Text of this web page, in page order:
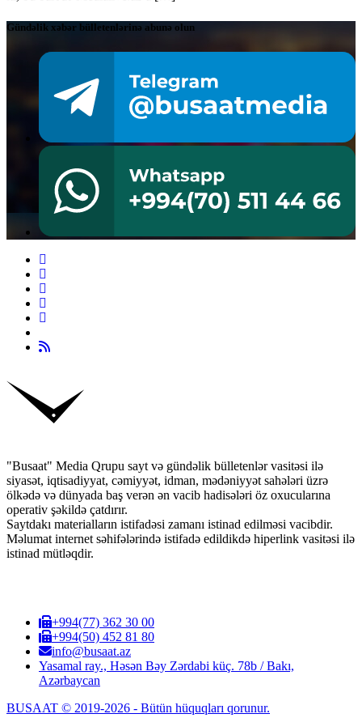
Gündəlik xəbər bülletenlərinə abunə olun
"Busaat" Media Qrupu sayt və gündəlik bülletenlər vasitəsi ilə
siyasət, iqtisadiyyat, cəmiyyət, idman, mədəniyyət sahələri üzrə
ölkədə və dünyada baş verən ən vacib hadisələri öz oxucularına
operativ şəkildə çatdırır.
Saytdakı materialların istifadəsi zamanı istinad edilməsi vacibdir.
Məlumat internet səhifələrində istifadə edildikdə hiperlink vasitəsi ilə
istinad mütləqdir.
+994(77) 362 30 00
+994(50) 452 81 80
info@busaat.az
Yasamal ray., Həsən Bəy Zərdabi küç. 78b / Bakı,
Azərbaycan
BUSAAT © 2019-2026 - Bütün hüquqları qorunur.